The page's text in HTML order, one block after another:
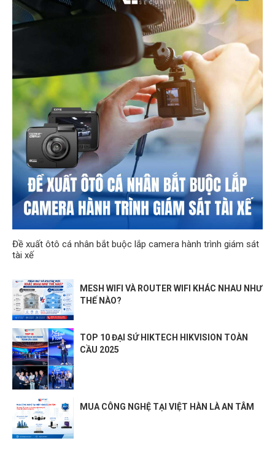
Đề xuất ôtô cá nhân bắt buộc lắp camera hành trình giám sát
tài xế
MESH WIFI VÀ ROUTER WIFI KHÁC NHAU NHƯ
THẾ NÀO?
TOP 10 ĐẠI SỨ HIKTECH HIKVISION TOÀN
CẦU 2025
MUA CÔNG NGHỆ TẠI VIỆT HÀN LÀ AN TÂM